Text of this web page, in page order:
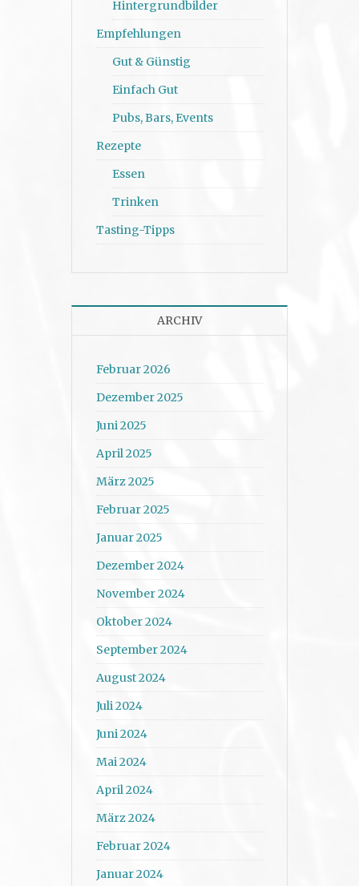
Hintergrundbilder
Empfehlungen
Gut & Günstig
Einfach Gut
Pubs, Bars, Events
Rezepte
Essen
Trinken
Tasting-Tipps
ARCHIV
Februar 2026
Dezember 2025
Juni 2025
April 2025
März 2025
Februar 2025
Januar 2025
Dezember 2024
November 2024
Oktober 2024
September 2024
August 2024
Juli 2024
Juni 2024
Mai 2024
April 2024
März 2024
Februar 2024
Januar 2024